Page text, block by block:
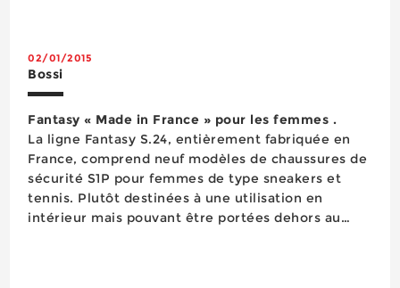
02/01/2015
Bossi
Fantasy « Made in France » pour les femmes .
La ligne Fantasy S.24, entièrement fabriquée en
France, comprend neuf modèles de chaussures de
sécurité S1P pour femmes de type sneakers et
tennis. Plutôt destinées à une utilisation en
intérieur mais pouvant être portées dehors au